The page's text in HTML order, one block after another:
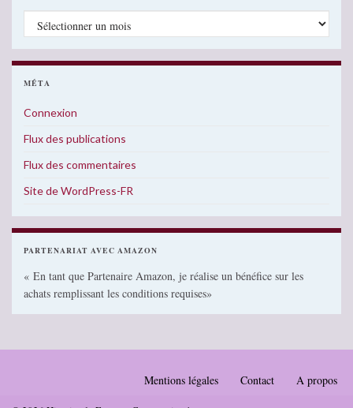
Archives
MÉTA
Connexion
Flux des publications
Flux des commentaires
Site de WordPress-FR
PARTENARIAT AVEC AMAZON
« En tant que Partenaire Amazon, je réalise un bénéfice sur les
achats remplissant les conditions requises»
Mentions légales Contact A propos